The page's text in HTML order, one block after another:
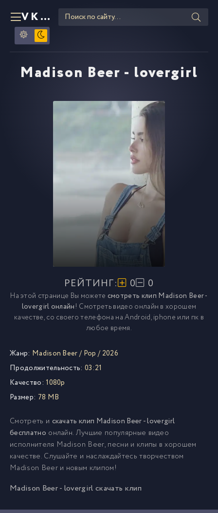
VKLIPE RU
Madison Beer - lovergirl
РЕЙТИНГ: 0 0
На этой странице Вы можете смотреть клип Madison Beer -
lovergirl онлайн! Смотреть видео онлайн в хорошем
качестве, со своего телефона на Android, iphone или пк в
любое время.
Жанр: Madison Beer/ Pop / 2026
Продолжительность: 03:21
Качество: 1080p
Размер: 78 MB
Смотреть и скачать клип Madison Beer - lovergirl
бесплатно онлайн. Лучшие популярные видео
исполнителя Madison Beer, песни и клипы в хорошем
качестве. Слушайте и наслаждайтесь творчеством
Madison Beer и новым клипом!
Madison Beer - lovergirl скачать клип